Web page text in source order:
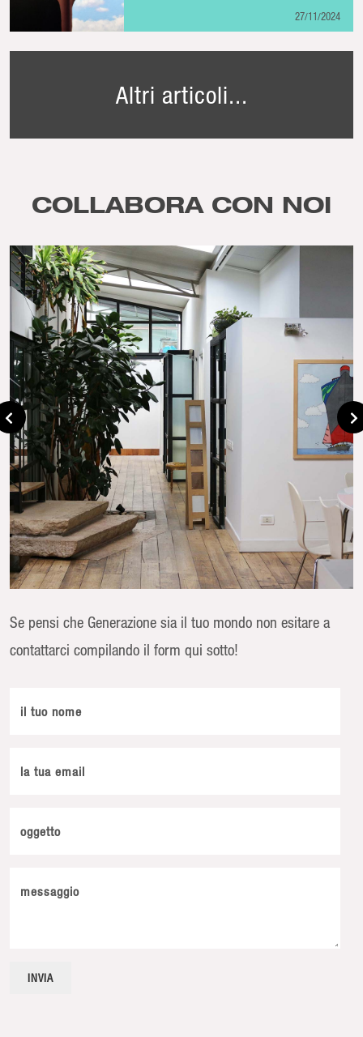
27/11/2024
Altri articoli...
COLLABORA CON NOI
Se pensi che Generazione sia il tuo mondo non esitare a
contattarci compilando il form qui sotto!
il tuo nome
la tua email
oggetto
messaggio